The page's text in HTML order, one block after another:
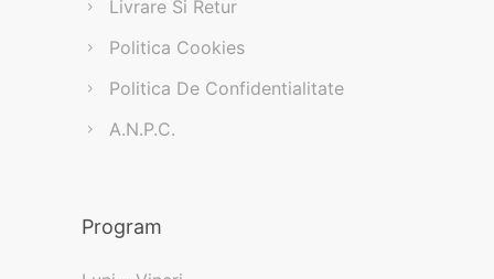
Livrare Si Retur
Politica Cookies
Politica De Confidentialitate
A.N.P.C.
Program